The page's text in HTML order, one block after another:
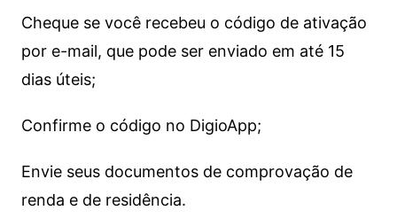
Cheque se você recebeu o código de ativação
por e-mail, que pode ser enviado em até 15
dias úteis;
Confirme o código no DigioApp;
Envie seus documentos de comprovação de
renda e de residência.